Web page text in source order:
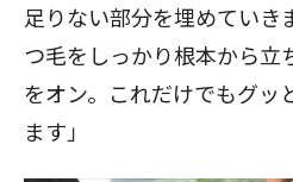
足りない部分を埋めていき
つ毛をしっかり根本から立
をオン。これだけでもグッ
ます」